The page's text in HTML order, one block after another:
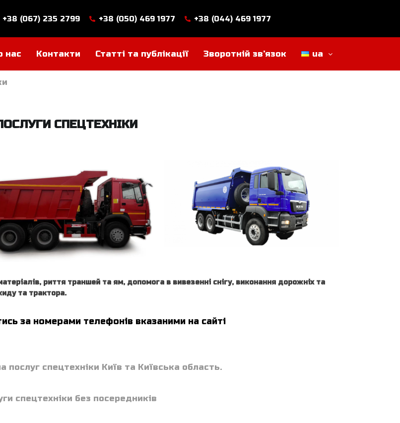
+38 (067) 235 2799 +38 (050) 469 1977 +38 (044) 469 1977
нас Контакти Статті та публікації Зворотній зв’язок ua
СПЕЦТЕХНІКИ
риття траншей та ям, допомога в вивезенні снігу, виконання дорожніх та
та трактора.
за номерами телефонів вказаними на сайті
послуг спецтехніки Київ та Київська область.
спецтехніки без посередників